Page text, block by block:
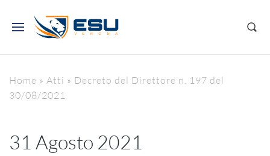
Home » Atti » Decreto del Direttore n. 197 del
30/08/2021
31 Agosto 2021